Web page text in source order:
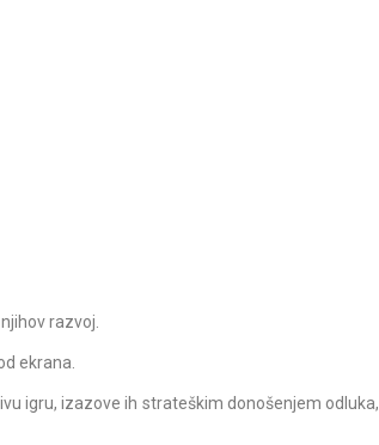
razvoj.
ekrana.
igru, izazove ih strateškim donošenjem odluka,